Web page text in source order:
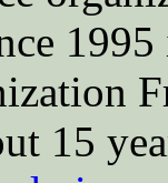
15